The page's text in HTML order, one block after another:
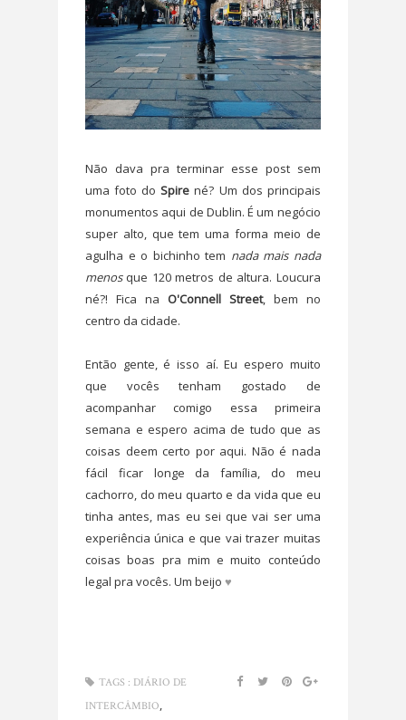
Não dava pra terminar esse post sem
uma foto doSpire né? Um dos principais
monumentos aqui de Dublin. É um negócio
super alto, que tem uma forma meio de
agulha e o bichinho tem nada mais nada
menosque 120 metros de altura. Loucura
né?! Fica na O'Connell Street, bem no
centro da cidade.
Então gente, é isso aí. Eu espero muito
que vocês tenham gostado de
acompanhar comigo essa primeira
semana e espero acima de tudo que as
coisas deem certo por aqui. Não é nada
fácil ficar longe da família, do meu
cachorro, do meu quarto e da vida que eu
tinha antes, mas eu sei que vai ser uma
experiência única e que vai trazer muitas
coisas boas pra mim e muito conteúdo
legal pra vocês. Um beijo ♥
TAGS : DIÁRIO DE
INTERCÂMBIO,